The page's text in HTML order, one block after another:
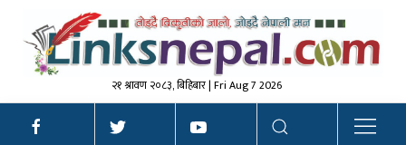
२१ श्रावण २०८३, बिहिबार | Fri Aug 7 2026